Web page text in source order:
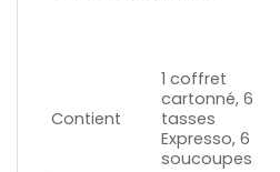
Contient
1 coffret
cartonné, 6
tasses
Expresso, 6
soucoupes